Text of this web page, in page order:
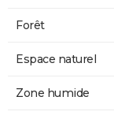
Forêt
Espace naturel
Zone humide